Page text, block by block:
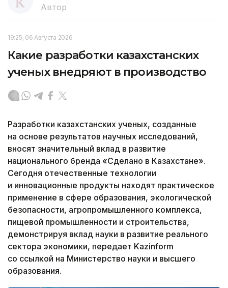
Автор
19:25, 06 Августа 2026
Какие разработки казахстанских
ученых внедряют в производство
Разработки казахстанских ученых, созданные
на основе результатов научных исследований,
вносят значительный вклад в развитие
национального бренда «Сделано в Казахстане».
Сегодня отечественные технологии
и инновационные продукты находят практическое
применение в сфере образования, экологической
безопасности, агропромышленного комплекса,
пищевой промышленности и строительства,
демонстрируя вклад науки в развитие реального
сектора экономики, передает Kazinform
со ссылкой на Министерство науки и высшего
образования.